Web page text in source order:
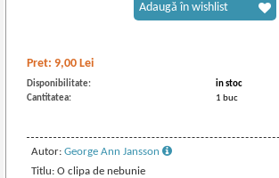
Pret:9,00 Lei
Disponibilitate:
in stoc
Cantitatea:
1 buc
Autor:George Ann Jansson
Titlu: O clipa de nebunie
Adaugă în wishlist